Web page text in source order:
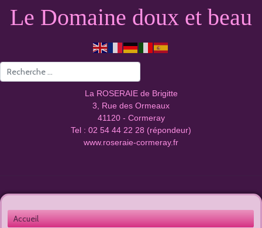
Le Domaine doux et beau
Valider
La ROSERAIE de Brigitte
3, Rue des Ormeaux
41120 - Cormeray
Tel : 02 54 44 22 28 (répondeur)
www.roseraie-cormeray.fr
Accueil